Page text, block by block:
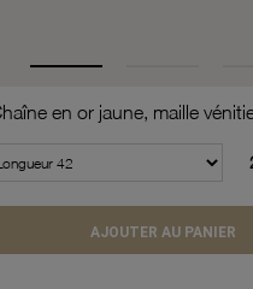
AJOUTER AU PANIER